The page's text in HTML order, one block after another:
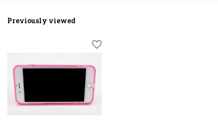
Previously viewed